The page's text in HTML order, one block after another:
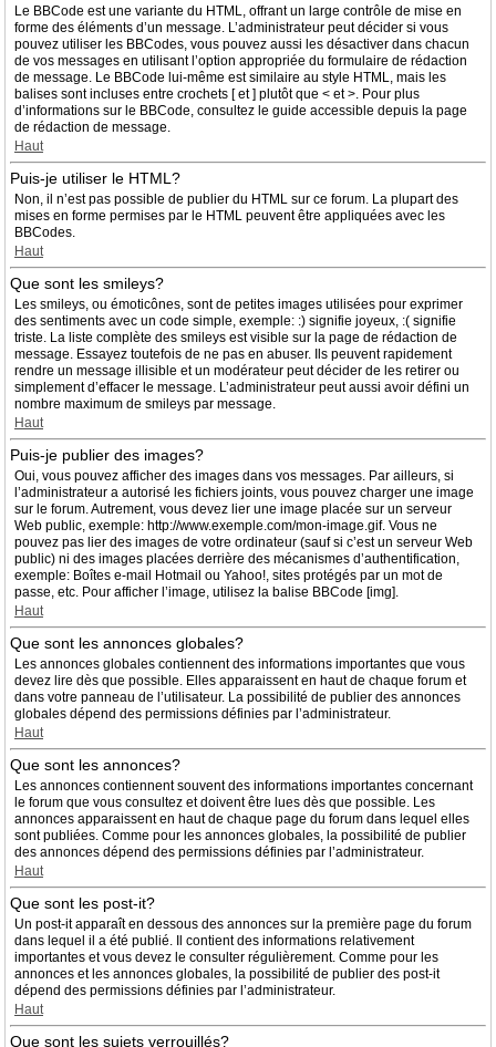
Le BBCode est une variante du HTML, offrant un large contrôle de mise en
forme des éléments d’un message. L’administrateur peut décider si vous
pouvez utiliser les BBCodes, vous pouvez aussi les désactiver dans chacun
de vos messages en utilisant l’option appropriée du formulaire de rédaction
de message. Le BBCode lui-même est similaire au style HTML, mais les
balises sont incluses entre crochets [ et ] plutôt que < et >. Pour plus
d’informations sur le BBCode, consultez le guide accessible depuis la page
de rédaction de message.
Haut
Puis-je utiliser le HTML?
Non, il n’est pas possible de publier du HTML sur ce forum. La plupart des
mises en forme permises par le HTML peuvent être appliquées avec les
BBCodes.
Haut
Que sont les smileys?
Les smileys, ou émoticônes, sont de petites images utilisées pour exprimer
des sentiments avec un code simple, exemple: :) signifie joyeux, :( signifie
triste. La liste complète des smileys est visible sur la page de rédaction de
message. Essayez toutefois de ne pas en abuser. Ils peuvent rapidement
rendre un message illisible et un modérateur peut décider de les retirer ou
simplement d’effacer le message. L’administrateur peut aussi avoir défini un
nombre maximum de smileys par message.
Haut
Puis-je publier des images?
Oui, vous pouvez afficher des images dans vos messages. Par ailleurs, si
l’administrateur a autorisé les fichiers joints, vous pouvez charger une image
sur le forum. Autrement, vous devez lier une image placée sur un serveur
Web public, exemple: http://www.exemple.com/mon-image.gif. Vous ne
pouvez pas lier des images de votre ordinateur (sauf si c’est un serveur Web
public) ni des images placées derrière des mécanismes d’authentification,
exemple: Boîtes e-mail Hotmail ou Yahoo!, sites protégés par un mot de
passe, etc. Pour afficher l’image, utilisez la balise BBCode [img].
Haut
Que sont les annonces globales?
Les annonces globales contiennent des informations importantes que vous
devez lire dès que possible. Elles apparaissent en haut de chaque forum et
dans votre panneau de l’utilisateur. La possibilité de publier des annonces
globales dépend des permissions définies par l’administrateur.
Haut
Que sont les annonces?
Les annonces contiennent souvent des informations importantes concernant
le forum que vous consultez et doivent être lues dès que possible. Les
annonces apparaissent en haut de chaque page du forum dans lequel elles
sont publiées. Comme pour les annonces globales, la possibilité de publier
des annonces dépend des permissions définies par l’administrateur.
Haut
Que sont les post-it?
Un post-it apparaît en dessous des annonces sur la première page du forum
dans lequel il a été publié. Il contient des informations relativement
importantes et vous devez le consulter régulièrement. Comme pour les
annonces et les annonces globales, la possibilité de publier des post-it
dépend des permissions définies par l’administrateur.
Haut
Que sont les sujets verrouillés?